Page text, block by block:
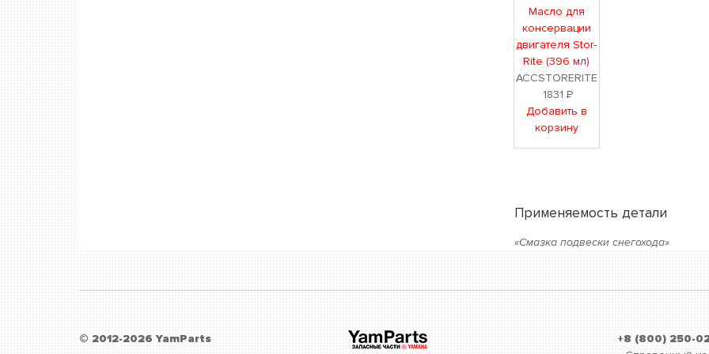
Масло для
консервации
двигателя Stor-
Rite (396 мл)
ACCSTORERITE
1831 Р
Добавить в
корзину
Применяемость детали
«Смазка подвески снегохода»
© 2012-2026 YamParts
+8 (800) 250-